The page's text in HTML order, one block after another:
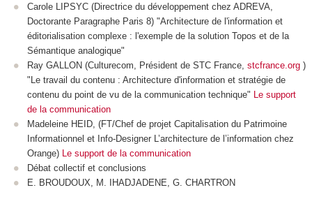
Carole LIPSYC (Directrice du développement chez ADREVA,
Doctorante Paragraphe Paris 8) "Architecture de l'information et
éditorialisation complexe : l'exemple de la solution Topos et de la
Sémantique analogique"
Ray GALLON (Culturecom, Président de STC France, stcfrance.org )
"Le travail du contenu : Architecture d'information et stratégie de
contenu du point de vu de la communication technique"
Le support
de la communication
Madeleine HEID, (FT/Chef de projet Capitalisation du Patrimoine
Informationnel et Info-Designer L’architecture de l’information chez
Orange)
Le support de la communication
Débat collectif et conclusions
E. BROUDOUX, M. IHADJADENE, G. CHARTRON